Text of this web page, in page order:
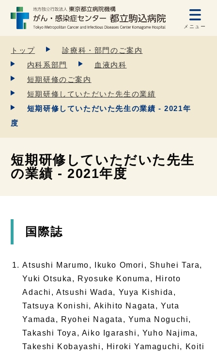
メニュー
トップ
診療科・部門のご案内
内科系部門
血液内科
短期研修のご案内
短期研修していただいた先生の業績
短期研修していただいた先生の業績 - 2021年
度
短期研修していただいた先生
の業績 - 2021年度
国際誌
Atsushi Marumo, Ikuko Omori, Shuhei Tara,
Yuki Otsuka, Ryosuke Konuma, Hiroto
Adachi, Atsushi Wada, Yuya Kishida,
Tatsuya Konishi, Akihito Nagata, Yuta
Yamada, Ryohei Nagata, Yuma Noguchi,
Takashi Toya, Aiko Igarashi, Yuho Najima,
Takeshi Kobayashi, Hiroki Yamaguchi, Koiti